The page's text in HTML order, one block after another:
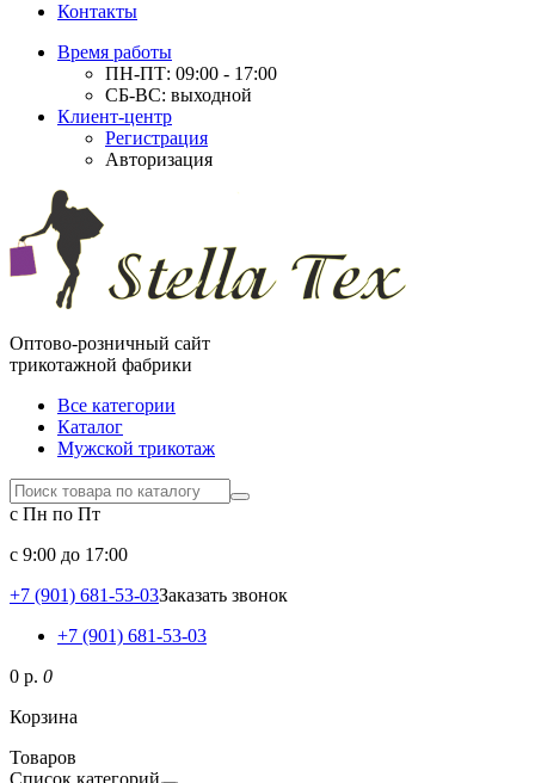
Контакты
Время работы
ПН-ПТ: 09:00 - 17:00
СБ-ВС: выходной
Клиент-центр
Регистрация
Авторизация
Оптово-розничный сайт
трикотажной фабрики
Все категории
Каталог
Мужской трикотаж
с Пн по Пт
c 9:00 до 17:00
+7 (901) 681-53-03Заказать звонок
+7 (901) 681-53-03
0 р. 0
Корзина
Товаров
Список категорий